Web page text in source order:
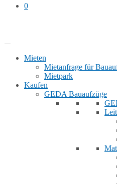
0
Mieten
Mietanfrage für
Mietpark
Kaufen
GEDA Bauaufzüge